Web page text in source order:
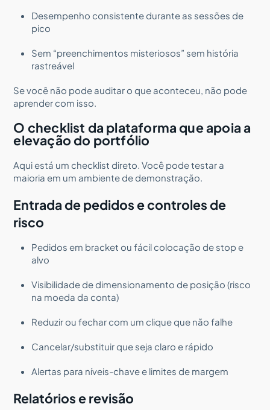
Desempenho consistente durante as sessões de
pico
Sem “preenchimentos misteriosos” sem história
rastreável
Se você não pode auditar o que aconteceu, não pode
aprender com isso.
O checklist da plataforma que apoia a
elevação do portfólio
Aqui está um checklist direto. Você pode testar a
maioria em um ambiente de demonstração.
Entrada de pedidos e controles de
risco
Pedidos em bracket ou fácil colocação de stop e
alvo
Visibilidade de dimensionamento de posição (risco
na moeda da conta)
Reduzir ou fechar com um clique que não falhe
Cancelar/substituir que seja claro e rápido
Alertas para níveis-chave e limites de margem
Relatórios e revisão